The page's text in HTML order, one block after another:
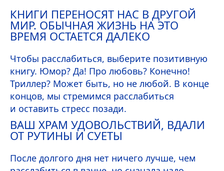
КНИГИ ПЕРЕНОСЯТ НАС В ДРУГОЙ
МИР. ОБЫЧНАЯ ЖИЗНЬ НА ЭТО
ВРЕМЯ ОСТАЕТСЯ ДАЛЕКО
Чтобы расслабиться, выберите позитивную
книгу. Юмор? Да! Про любовь? Конечно!
Триллер? Может быть, но не любой. В конце
концов, мы стремимся расслабиться
и оставить стресс позади.
ВАШ ХРАМ УДОВОЛЬСТВИЙ, ВДАЛИ
ОТ РУТИНЫ И СУЕТЫ
После долгого дня нет ничего лучше, чем